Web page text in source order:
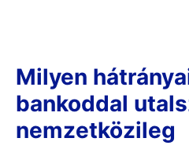
Milyen
bankoddal
nemzetközileg